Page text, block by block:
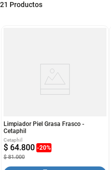
21 Productos
Limpiador Piel Grasa Frasco -
Cetaphil
Cetaphil
$ 64.800 -20%
$ 81.000